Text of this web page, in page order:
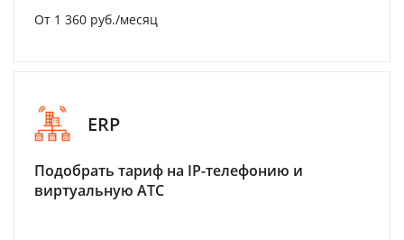
От 1 360 руб./месяц
ERP
Подобрать тариф на IP-телефонию и
виртуальную АТС